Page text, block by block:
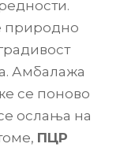
природно
Амбалажа
се поново
ослања на
ПЦР